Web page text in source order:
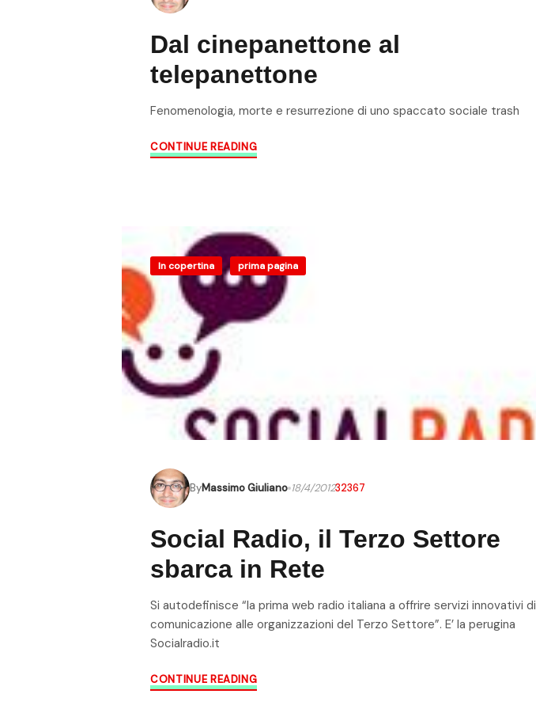
Dal cinepanettone al
telepanettone
Fenomenologia, morte e resurrezione di uno spaccato sociale trash
CONTINUE READING
In copertina prima pagina
ByMassimo Giuliano 18/4/201232367
Social Radio, il Terzo Settore
sbarca in Rete
Si autodefinisce “la prima web radio italiana a offrire servizi innovativi di
comunicazione alle organizzazioni del Terzo Settore”. E’ la perugina
Socialradio.it
CONTINUE READING